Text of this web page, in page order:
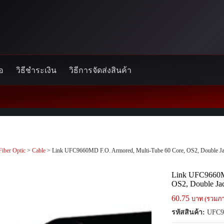
วิธีชำระเงิน วิธีการจัดส่งสินค้า
Optic >Cable > Link UFC9660MD F.O. Armored, Multi-Tube 60 Core, OS2, Double
Link
OS2, Double
60.75 บาท (รวมภ
รหัสสินค้า: